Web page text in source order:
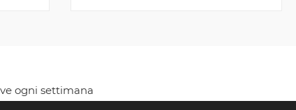
ogni settimana